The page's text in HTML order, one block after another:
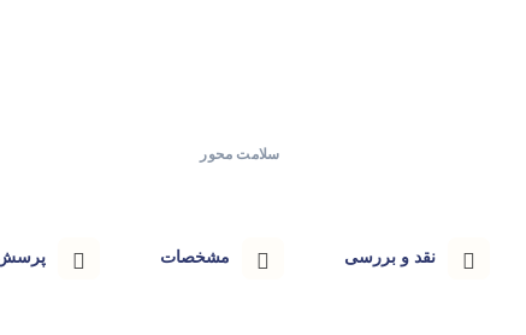
سلامت محور
نقد و بررسی مشخصات پرسش